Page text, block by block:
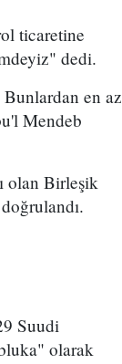
ticaretine
dedi.
en az
Mendeb
olan Birleşik
Suudi
olarak